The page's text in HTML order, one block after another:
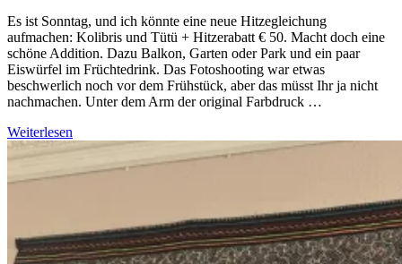
Es ist Sonntag, und ich könnte eine neue Hitzegleichung
aufmachen: Kolibris und Tütü + Hitzerabatt € 50. Macht doch eine
schöne Addition. Dazu Balkon, Garten oder Park und ein paar
Eiswürfel im Früchtedrink. Das Fotoshooting war etwas
beschwerlich noch vor dem Frühstück, aber das müsst Ihr ja nicht
nachmachen. Unter dem Arm der original Farbdruck …
Weiterlesen